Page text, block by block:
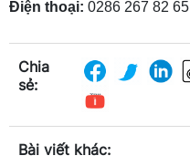
Điện thoại: 0286 267 82 65
Chia
sẻ:
Bài viết khác: